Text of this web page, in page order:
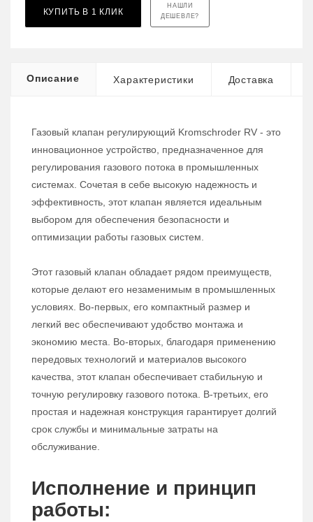
КУПИТЬ В 1 КЛИК
НАШЛИ
ДЕШЕВЛЕ?
Описание Характеристики Доставка
Газовый клапан регулирующий Kromschroder RV - это
инновационное устройство, предназначенное для
регулирования газового потока в промышленных
системах. Сочетая в себе высокую надежность и
эффективность, этот клапан является идеальным
выбором для обеспечения безопасности и
оптимизации работы газовых систем.
Этот газовый клапан обладает рядом преимуществ,
которые делают его незаменимым в промышленных
условиях. Во-первых, его компактный размер и
легкий вес обеспечивают удобство монтажа и
экономию места. Во-вторых, благодаря применению
передовых технологий и материалов высокого
качества, этот клапан обеспечивает стабильную и
точную регулировку газового потока. В-третьих, его
простая и надежная конструкция гарантирует долгий
срок службы и минимальные затраты на
обслуживание.
Исполнение и принцип
работы: